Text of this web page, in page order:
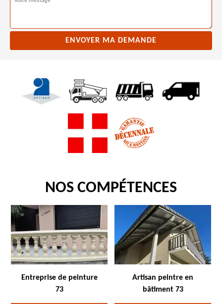
NOS COMPÉTENCES
Entreprise de peinture
73
Artisan peintre en
bâtiment 73